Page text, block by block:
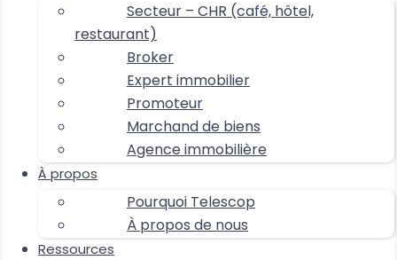
Secteur – CHR (café, hôtel,
restaurant)
Broker
Expert immobilier
Promoteur
Marchand de biens
Agence immobilière
À propos
Pourquoi Telescop
À propos de nous
Ressources